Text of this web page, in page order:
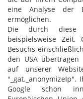
eine Analyse der
ermöglichen.
Die durch diese
beispielsweise
Besuchs
den USA
auf unserer
Google schon